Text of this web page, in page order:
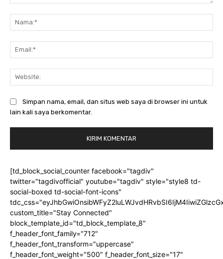
Simpan nama, email, dan situs web saya di browser ini untuk
lain kali saya berkomentar.
[td_block_social_counter facebook="tagdiv"
twitter="tagdivofficial" youtube="tagdiv" style="style8 td-
social-boxed td-social-font-icons"
custom_title="Stay Connected"
block_template_id="td_block_template_8"
f_header_font_family="712"
f_header_font_transform="uppercase"
f_header_font_weight="500" f_header_font_size="17"